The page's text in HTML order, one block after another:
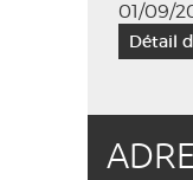
01/09/